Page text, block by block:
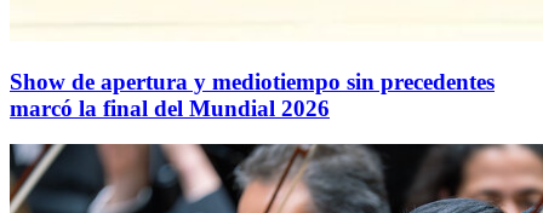
Show de apertura y mediotiempo sin precedentes
marcó la final del Mundial 2026